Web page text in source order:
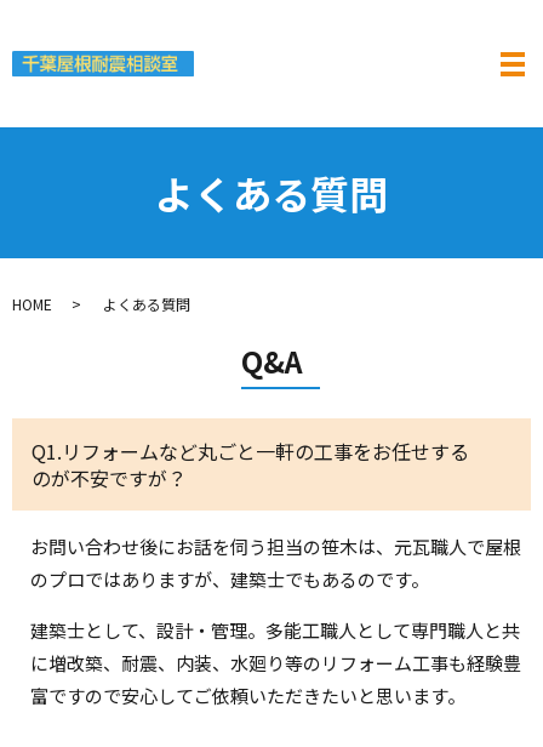
よくある質問
HOME よくある質問
Q&A
Q1.リフォームなど丸ごと一軒の工事をお任せする
のが不安ですが？
お問い合わせ後にお話を伺う担当の笹木は、元瓦職人で屋根
のプロではありますが、建築士でもあるのです。
建築士として、設計・管理。多能工職人として専門職人と共
に増改築、耐震、内装、水廻り等のリフォーム工事も経験豊
富ですので安心してご依頼いただきたいと思います。